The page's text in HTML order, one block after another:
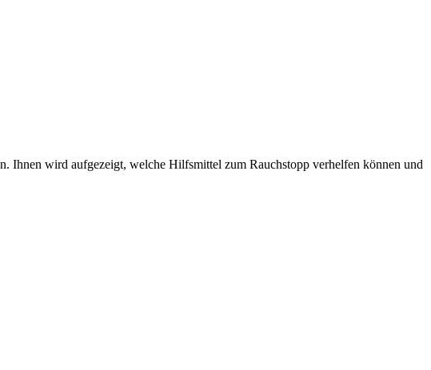
Ihnen wird aufgezeigt, welche Hilfsmittel zum Rauchstopp verhelfen können und